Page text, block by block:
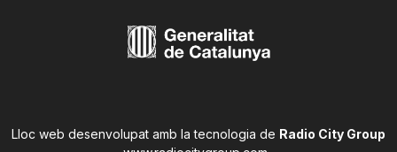
Lloc web desenvolupat amb la tecnologia de Radio City Group